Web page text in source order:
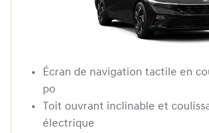
Écran de navigation tactile en
po
Toit ouvrant inclinable et
électrique